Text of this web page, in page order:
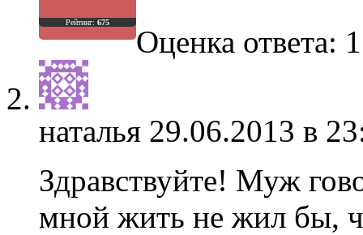
Рейтинг: 675
Оценка ответа:
наталья 29.06.2013 в
Здравствуйте! Муж
мной жить не жил бы,